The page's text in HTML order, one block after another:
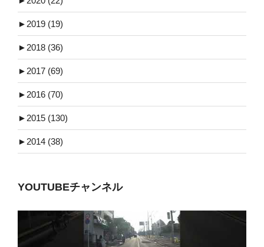
► 2019 (19)
► 2018 (36)
► 2017 (69)
► 2016 (70)
► 2015 (130)
► 2014 (38)
YOUTUBEチャンネル